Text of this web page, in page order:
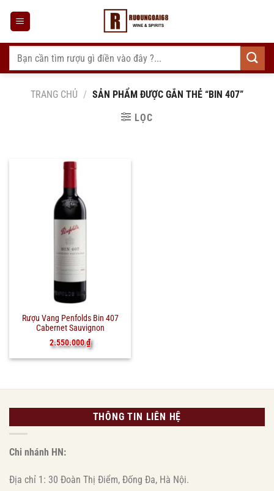
dung
Tìm
kiếm:
TRANG CHỦ / SẢN PHẨM ĐƯỢC GẮN THẺ “BIN 407”
LỌC
Rượu Vang Penfolds Bin 407
Cabernet Sauvignon
2.550.000₫
THÔNG TIN LIÊN HỆ
Chi nhánh HN:
Địa chỉ 1: 30 Đoàn Thị Điểm, Đống Đa, Hà Nội.